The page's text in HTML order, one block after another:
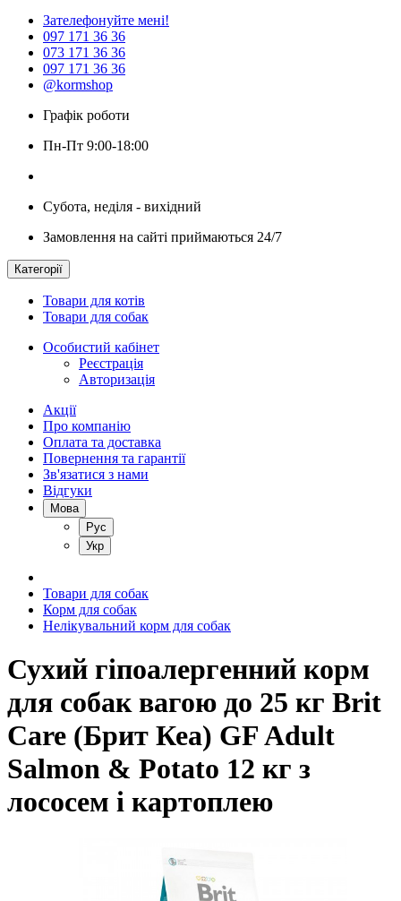
Зателефонуйте мені!
097 171 36 36
073 171 36 36
097 171 36 36
@kormshop
Графік роботи
Пн-Пт 9:00-18:00
Субота, неділя - вихідний
Замовлення на сайті приймаються 24/7
Категорії
Товари для котів
Товари для собак
Особистий кабінет
Реєстрація
Авторизація
Акції
Про компанію
Оплата та доставка
Повернення та гарантії
Зв'язатися з нами
Відгуки
Мова
Рус
Укр
Товари для собак
Корм для собак
Нелікувальний корм для собак
Сухий гіпоалергенний корм
для собак вагою до 25 кг Brit
Care (Брит Кеа) GF Adult
Salmon & Potato 12 кг з
лососем і картоплею